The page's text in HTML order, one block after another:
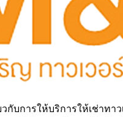
กับการให้บริการให้เช่าทาว